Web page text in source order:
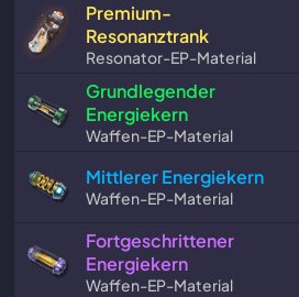
Premium-
Resonanztrank
Resonator-EP-Material
Grundlegender
Energiekern
Waffen-EP-Material
Mittlerer Energiekern
Waffen-EP-Material
Fortgeschrittener
Energiekern
Waffen-EP-Material